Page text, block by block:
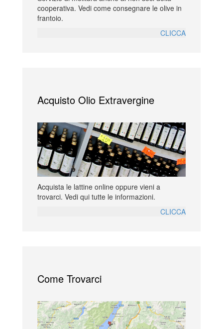
cooperativa. Vedi come consegnare le olive in
frantoio.
CLICCA
Acquisto Olio Extravergine
Acquista le lattine online oppure vieni a
trovarci. Vedi qui tutte le informazioni.
CLICCA
Come Trovarci